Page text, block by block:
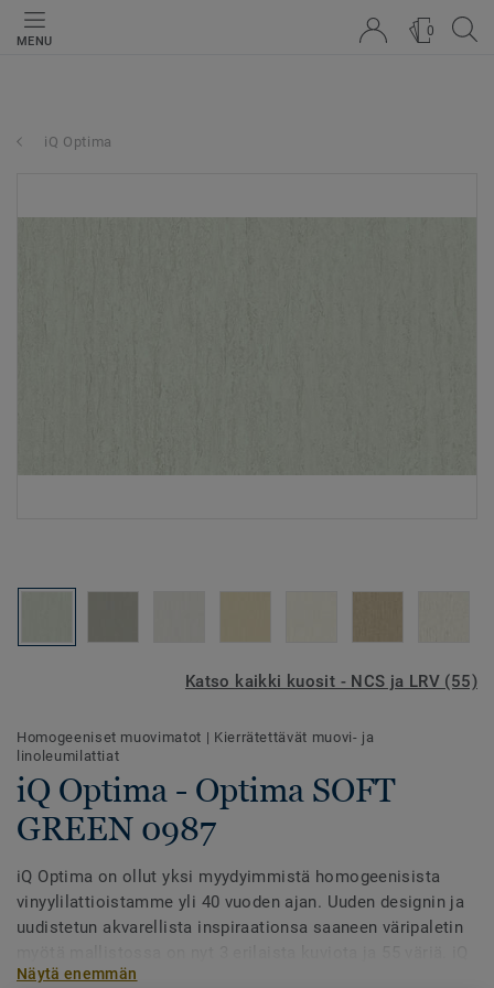
MENU
0
iQ Optima
Katso kaikki kuosit - NCS ja LRV (55)
Homogeeniset muovimatot | Kierrätettävät muovi- ja
linoleumilattiat
iQ Optima - Optima SOFT
GREEN 0987
iQ Optima on ollut yksi myydyimmistä homogeenisista
vinyylilattioistamme yli 40 vuoden ajan. Uuden designin ja
uudistetun akvarellista inspiraationsa saaneen väripaletin
Optima tunnetaan PUR-pinnastaan, joka pidentää
Näytä enemmän